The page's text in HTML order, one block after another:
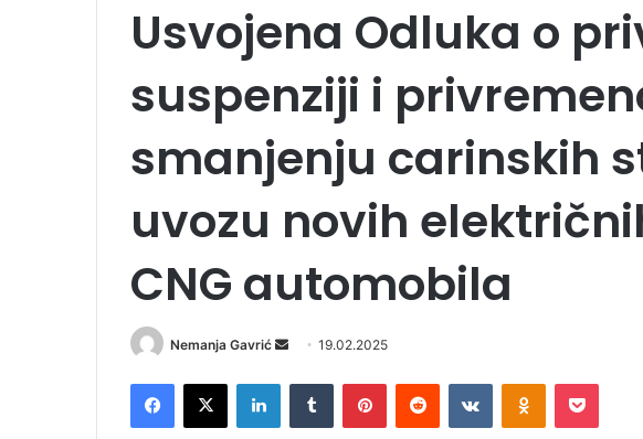
Usvojena Odluka o
suspenziji i
smanjenju carinskih
uvozu novih
CNG automobila
Nemanja Gavrić
d
19.02.2025